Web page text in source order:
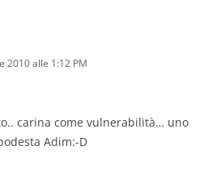
2010 alle 1:12 PM
carina come vulnerabilità… uno
Adim:-D